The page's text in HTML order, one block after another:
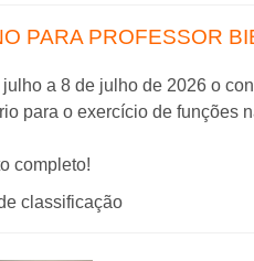
PARA PROFESSOR
a 8 de julho de 2026 o
para o exercício de funções
completo!
classificação